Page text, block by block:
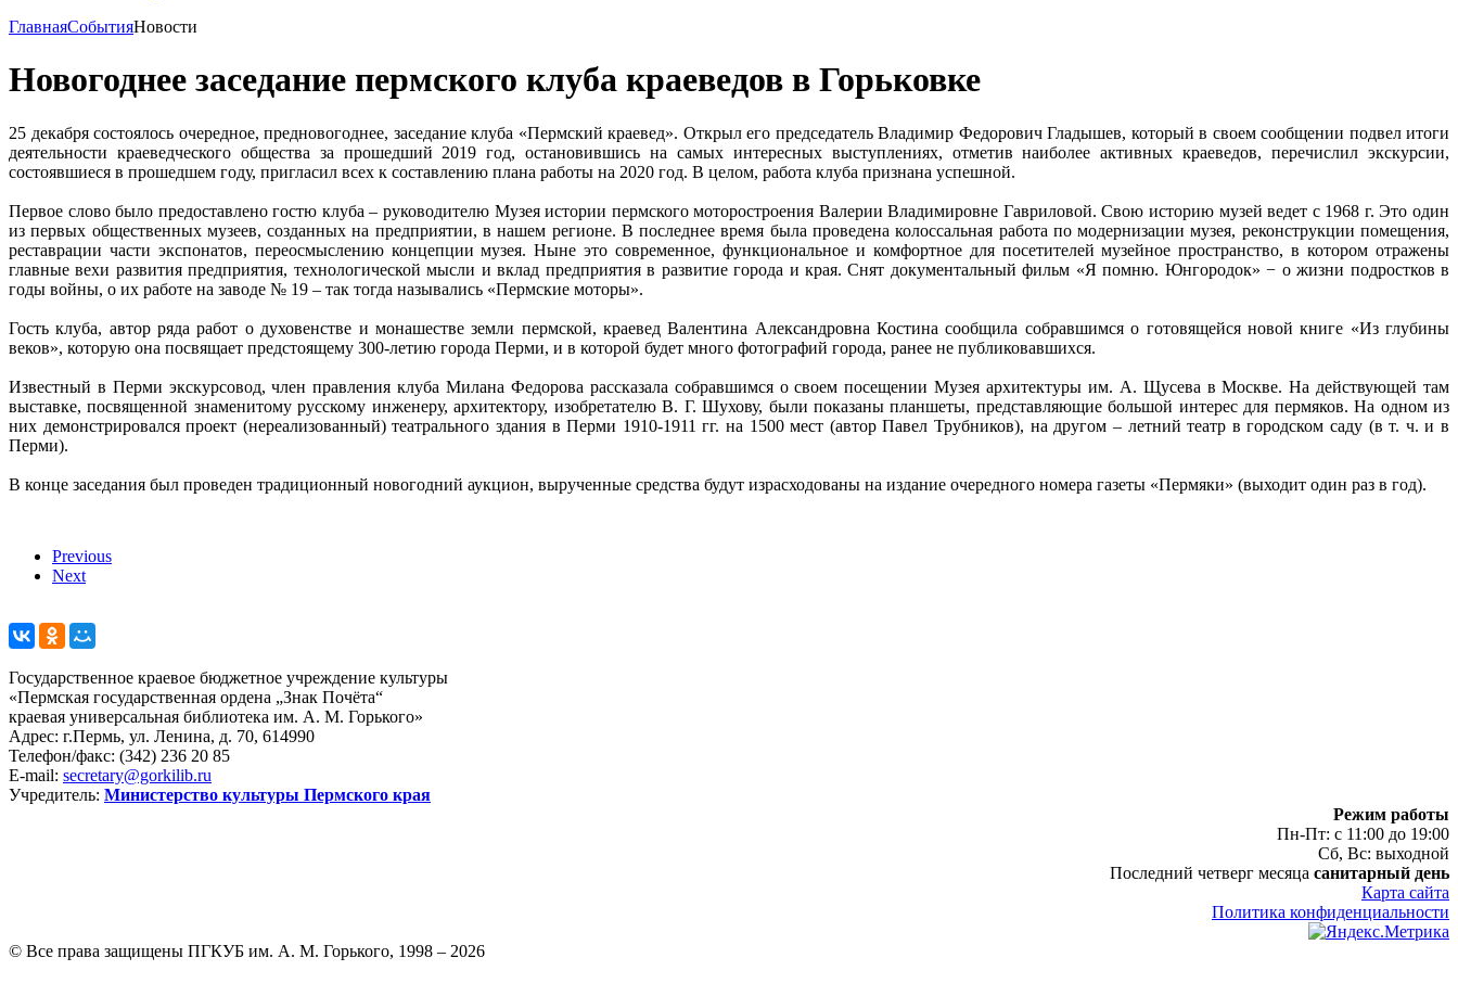
ГлавнаяСобытияНовости
Новогоднее заседание пермского клуба краеведов в Горьковке
25 декабря состоялось очередное, предновогоднее, заседание клуба «Пермский краевед». Открыл его председатель Владимир Федорович Гладышев, который в своем сообщении подвел итоги
деятельности краеведческого общества за прошедший 2019 год, остановившись на самых интересных выступлениях, отметив наиболее активных краеведов, перечислил экскурсии,
состоявшиеся в прошедшем году, пригласил всех к составлению плана работы на 2020 год. В целом, работа клуба признана успешной.
Первое слово было предоставлено гостю клуба – руководителю Музея истории пермского моторостроения Валерии Владимировне Гавриловой. Свою историю музей ведет с 1968 г. Это один
из первых общественных музеев, созданных на предприятии, в нашем регионе. В последнее время была проведена колоссальная работа по модернизации музея, реконструкции помещения,
реставрации части экспонатов, переосмыслению концепции музея. Ныне это современное, функциональное и комфортное для посетителей музейное пространство, в котором отражены
главные вехи развития предприятия, технологической мысли и вклад предприятия в развитие города и края. Снят документальный фильм «Я помню. Юнгородок» − о жизни подростков в
годы войны, о их работе на заводе № 19 – так тогда назывались «Пермские моторы».
Гость клуба, автор ряда работ о духовенстве и монашестве земли пермской, краевед Валентина Александровна Костина сообщила собравшимся о готовящейся новой книге «Из глубины
веков», которую она посвящает предстоящему 300-летию города Перми, и в которой будет много фотографий города, ранее не публиковавшихся.
Известный в Перми экскурсовод, член правления клуба Милана Федорова рассказала собравшимся о своем посещении Музея архитектуры им. А. Щусева в Москве. На действующей там
выставке, посвященной знаменитому русскому инженеру, архитектору, изобретателю В. Г. Шухову, были показаны планшеты, представляющие большой интерес для пермяков. На одном из
них демонстрировался проект (нереализованный) театрального здания в Перми 1910-1911 гг. на 1500 мест (автор Павел Трубников), на другом – летний театр в городском саду (в т. ч. и в
Перми).
В конце заседания был проведен традиционный новогодний аукцион, вырученные средства будут израсходованы на издание очередного номера газеты «Пермяки» (выходит один раз в год).
Previous
Next
Государственное краевое бюджетное учреждение культуры
«Пермская государственная ордена „Знак Почёта“
краевая универсальная библиотека им. А. М. Горького»
Адрес: г.Пермь, ул. Ленина, д. 70, 614990
Телефон/факс: (342) 236 20 85
E-mail: secretary@gorkilib.ru
Учредитель: Министерство культуры Пермского края
Режим работы
Пн-Пт: с 11:00 до 19:00
Сб, Вс: выходной
Последний четверг месяца санитарный день
Карта сайта
Политика конфиденциальности
© Все права защищены ПГКУБ им. А. М. Горького, 1998 – 2026